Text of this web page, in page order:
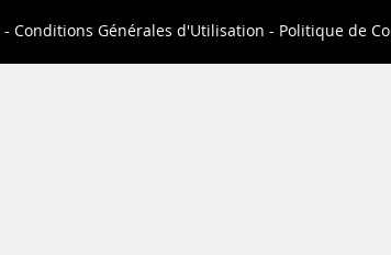
Conditions Générales d'Utilisation Politique de